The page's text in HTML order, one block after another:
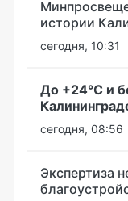
истории
сегодня, 10:31
До +24°С и
сегодня, 08:56
Экспертиза